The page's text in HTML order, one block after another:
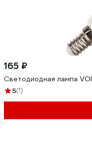
165 ₽
Светодиодная лампа
5(1)